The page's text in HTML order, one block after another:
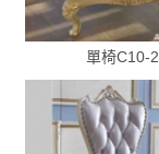
單椅C10-